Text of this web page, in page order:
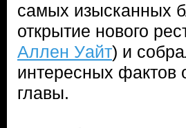
самых изысканных
открытие нового
Аллен Уайт) и
интересных фактов
главы.